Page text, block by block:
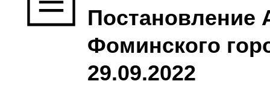
Постановление
Фоминского
29.09.2022